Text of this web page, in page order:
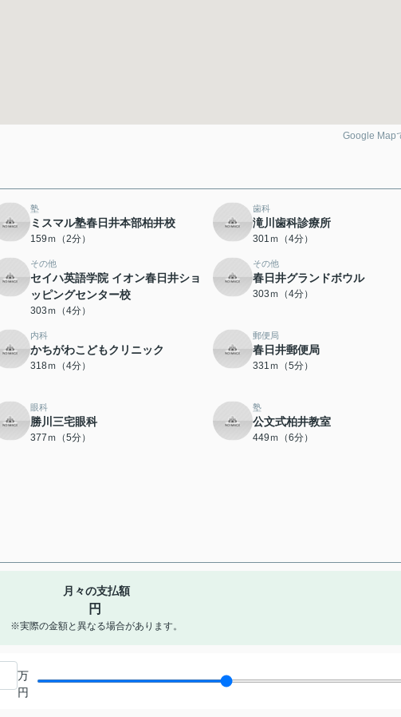
Google Map
塾
ミスマル塾春日井本部柏井校
159ｍ（2分）
歯科
滝川歯科診療所
301ｍ（4分）
その他
セイハ英語学院 イオン春日井ショ
ッピングセンター校
303ｍ（4分）
その他
春日井グランドボウル
303ｍ（4分）
内科
かちがわこどもクリニック
318ｍ（4分）
郵便局
春日井郵便局
331ｍ（5分）
眼科
勝川三宅眼科
377ｍ（5分）
塾
公文式柏井教室
449ｍ（6分）
月々の支払額
円
※実際の金額と異なる場合があります。
万
円